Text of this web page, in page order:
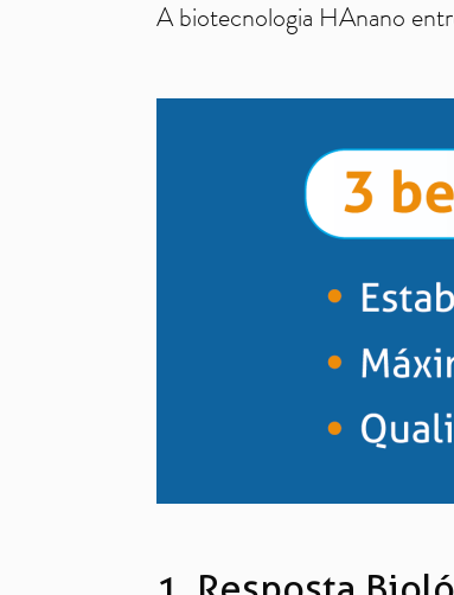
A biotecnologia HAnano